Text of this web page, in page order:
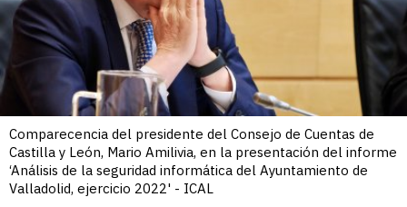
Comparecencia del presidente del Consejo de Cuentas de
Castilla y León, Mario Amilivia, en la presentación del informe
‘Análisis de la seguridad informática del Ayuntamiento de
Valladolid, ejercicio 2022' - ICAL